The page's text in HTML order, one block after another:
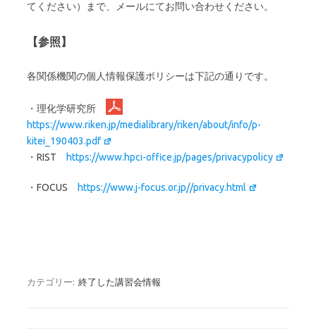
てください）まで、メールにてお問い合わせください。
【参照】
各関係機関の個人情報保護ポリシーは下記の通りです。
・理化学研究所
https://www.riken.jp/medialibrary/riken/about/info/p-
kitei_190403.pdf
・RIST
https://www.hpci-office.jp/pages/privacypolicy
・FOCUS https://www.j-focus.or.jp//privacy.html
カテゴリー: 終了した講習会情報